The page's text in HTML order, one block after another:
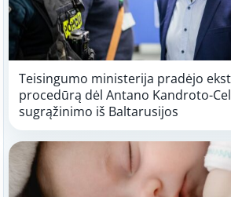
Teisingumo ministerija pradėjo
procedūrą dėl Antano Kandroto-
sugrąžinimo iš Baltarusijos